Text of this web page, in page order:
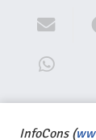
InfoCons (